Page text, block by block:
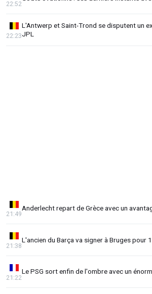
22:52
L'Antwerp et Saint-Trond se disputent un
JPL
22:23
Anderlecht repart de Grèce avec un
21:49
L'ancien du Barça va signer à Bruges pour
21:38
Le PSG sort enfin de l'ombre avec un
21:22